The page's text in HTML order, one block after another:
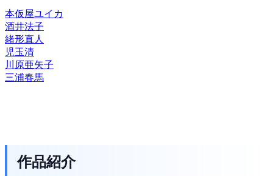
本仮屋ユイカ
酒井法子
緒形直人
児玉清
川原亜矢子
三浦春馬
作品紹介